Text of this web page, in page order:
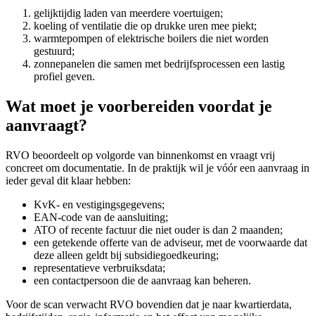
gelijktijdig laden van meerdere voertuigen;
koeling of ventilatie die op drukke uren mee piekt;
warmtepompen of elektrische boilers die niet worden
gestuurd;
zonnepanelen die samen met bedrijfsprocessen een lastig
profiel geven.
Wat moet je voorbereiden voordat je
aanvraagt?
RVO beoordeelt op volgorde van binnenkomst en vraagt vrij
concreet om documentatie. In de praktijk wil je vóór een aanvraag in
ieder geval dit klaar hebben:
KvK- en vestigingsgegevens;
EAN-code van de aansluiting;
ATO of recente factuur die niet ouder is dan 2 maanden;
een getekende offerte van de adviseur, met de voorwaarde dat
deze alleen geldt bij subsidiegoedkeuring;
representatieve verbruiksdata;
een contactpersoon die de aanvraag kan beheren.
Voor de scan verwacht RVO bovendien dat je naar kwartierdata,